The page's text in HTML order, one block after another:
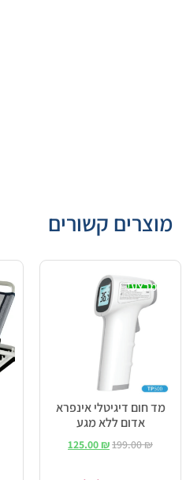
מוצרים קשורים
מבצע!
מד חום דיגיטלי אינפרא
אדום ללא מגע
199.00₪
125.00₪